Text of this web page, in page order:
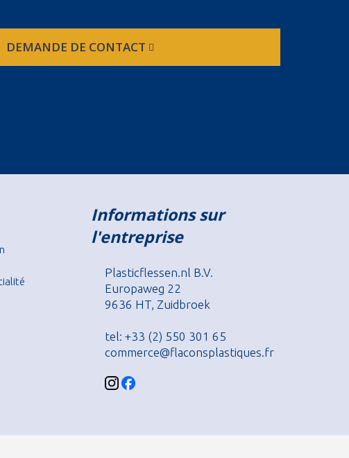
DEMANDE DE CONTACT
Informations sur
l'entreprise
Plasticflessen.nl B.V.
Europaweg 22
9636 HT, Zuidbroek
tel: +33 (2) 550 301 65
commerce@flaconsplastiques.fr